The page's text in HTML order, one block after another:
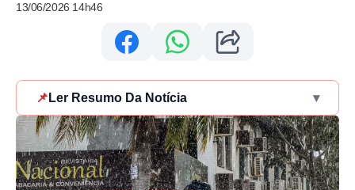
13/06/2026 14h46
📌 Ler Resumo Da Notícia ▾